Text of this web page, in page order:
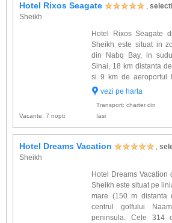
Hotel Rixos Seagate ,
Sheikh
Hotel Rixos Seagate
Sheikh este situat in
din Nabq Bay, in
Sinai, 18 km distanta
si 9 km de aeroportul
Complexul din lantul
elegant si dotate cu: bai...
vezi pe harta
Vacante: 7 nopti
Transport: charter din
Iasi
Hotel Dreams Vacation ,
Sheikh
Hotel Dreams Vacation
Sheikh este situat pe
mare (150 m distanta
centrul golfului
peninsula. Cele 314